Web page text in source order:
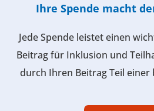
Ihre Spende macht
Jede Spende leistet einen
Beitrag für Inklusion und
durch Ihren Beitrag Teil einer